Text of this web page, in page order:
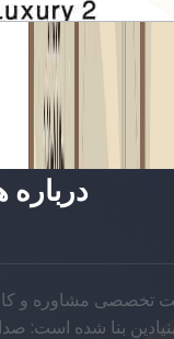
Roof
درباره
تخصصی مشاوره و
بنا شده است: